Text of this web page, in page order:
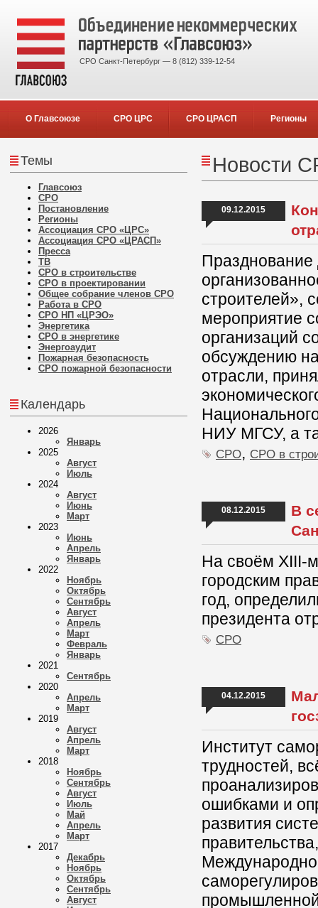
СРО Санкт-Петербург — 8 (812) 339-12-54
О Главсоюзе СРО ЦРС СРО ЦРАСП Регионы
Темы
Главсоюз
СРО
Постановление
Регионы
Ассоциация СРО «ЦРС»
Ассоциация СРО «ЦРАСП»
Пресса
ТВ
СРО в строительстве
СРО в проектировании
Общее собрание членов СРО
Работа в СРО
СРО НП «ЦРЭО»
Энергетика
СРО в энергетике
Энергоаудит
Пожарная безопасность
СРО пожарной безопасности
Календарь
2026
Январь
2025
Август
Июль
2024
Август
Июнь
Март
2023
Июнь
Апрель
Январь
2022
Ноябрь
Октябрь
Сентябрь
Август
Апрель
Март
Февраль
Январь
2021
Сентябрь
2020
Апрель
Март
2019
Август
Апрель
Март
2018
Ноябрь
Сентябрь
Август
Июль
Май
Апрель
Март
2017
Декабрь
Ноябрь
Октябрь
Сентябрь
Август
Новости
09.12.2015
Празднование
строителей»,
мероприятие
организаций
обсуждению
отрасли,
НИУ МГСУ, а
СРО, СРО в
08.12.2015
В
На своём XIII-м
городским
год,
президента
СРО
04.12.2015
Институт
трудностей,
ошибками и
развития